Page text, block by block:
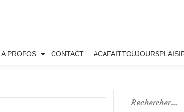
A PROPOS CONTACT